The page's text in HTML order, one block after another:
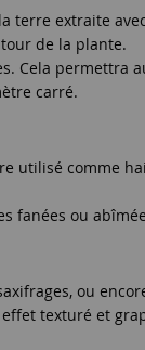
extraite
de la plante.
Cela permettra
carré.
comme
fanées ou
ou
texturé et